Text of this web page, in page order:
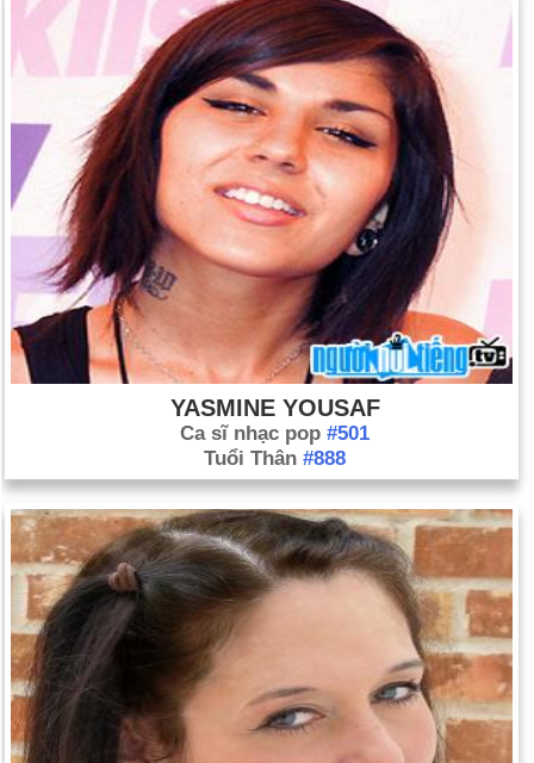
YASMINE YOUSAF
Ca sĩ nhạc pop #501
Tuổi Thân #888